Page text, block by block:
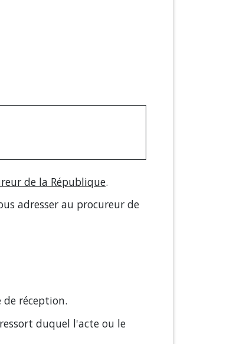
de la République.
adresser au procureur de
de réception.
duquel l'acte ou le